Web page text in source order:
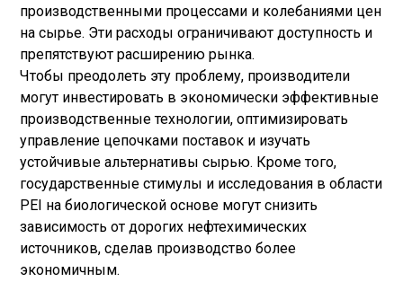
производственными процессами и колебаниями цен
на сырье. Эти расходы ограничивают доступность и
препятствуют расширению рынка.
Чтобы преодолеть эту проблему, производители
могут инвестировать в экономически эффективные
производственные технологии, оптимизировать
управление цепочками поставок и изучать
устойчивые альтернативы сырью. Кроме того,
государственные стимулы и исследования в области
PEI на биологической основе могут снизить
зависимость от дорогих нефтехимических
источников, сделав производство более
экономичным.